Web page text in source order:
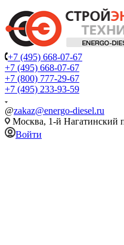
+7 (495) 668-07-67
+7 (495) 668-07-67
+7 (800) 777-29-67
+7 (495) 233-93-59
@zakaz@energo-diesel.ru
Москва, 1-й Нагатинский
Войти